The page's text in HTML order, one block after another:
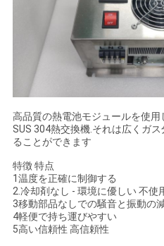
ュ
ー
ス
場
合
高品質の熱電池モジュールを使用
SUS 304熱交換機.それは広くガ
ることができます
特徴 特点
1温度を正確に制御する
2.冷却剤なし - 環境に優しい 不使
3移動部品なしでの騒音と振動の
4軽便で持ち運びやすい
5高い信頼性 高信頼性